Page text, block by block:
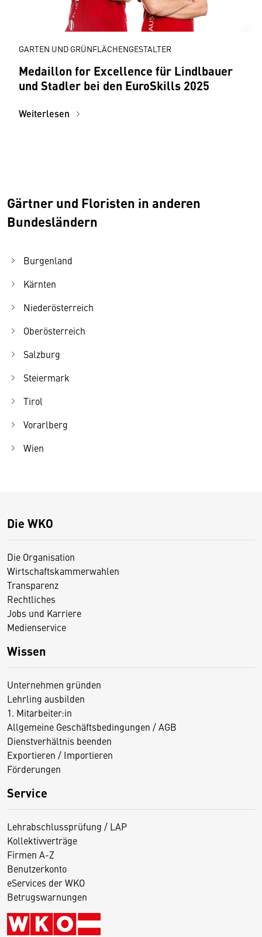
GARTEN UND GRÜNFLÄCHENGESTALTER
Medaillon for Excellence für Lindlbauer
und Stadler bei den EuroSkills 2025
Weiterlesen
Gärtner und Floristen in anderen
Bundesländern
Burgenland
Kärnten
Niederösterreich
Oberösterreich
Salzburg
Steiermark
Tirol
Vorarlberg
Wien
Die WKO
Die Organisation
Wirtschaftskammerwahlen
Transparenz
Rechtliches
Jobs und Karriere
Medienservice
Wissen
Unternehmen gründen
Lehrling ausbilden
1. Mitarbeiter:in
Allgemeine Geschäftsbedingungen / AGB
Dienstverhältnis beenden
Exportieren / Importieren
Förderungen
Service
Lehrabschlussprüfung / LAP
Kollektivverträge
Firmen A-Z
Benutzerkonto
eServices der WKO
Betrugswarnungen